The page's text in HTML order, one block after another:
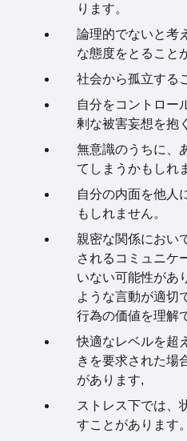
ります。
論理的でないと考
な態度をとること
社会から孤立する
自分をコントロー
剰な被害妄想を抱
無意識のうちに、
てしまうかもしれ
自分の内面を他人
もしれません。
親密な関係におい
されるコミュニケ
いない可能性があ
ような言動が適切
行為の価値を理解
快適なレベルを超
きを要求された場
があります,
ストレス下では、
すことがあります。